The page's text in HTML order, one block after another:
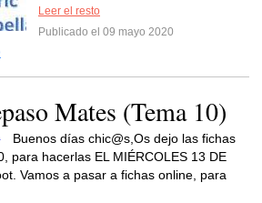
Leer el resto
Publicado el 09 mayo 2020
Mates (Tema 10)
Buenos días chic@s,Os dejo las fichas
para hacerlas EL MIÉRCOLES 13 DE
Vamos a pasar a fichas online, para